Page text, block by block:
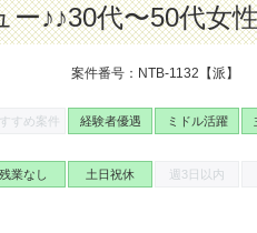
♪♪30代〜50代女
案件番号：NTB-1132【派】
すめ案件 経験者優遇 ミドル活躍
残業なし 土日祝休 週3日以内